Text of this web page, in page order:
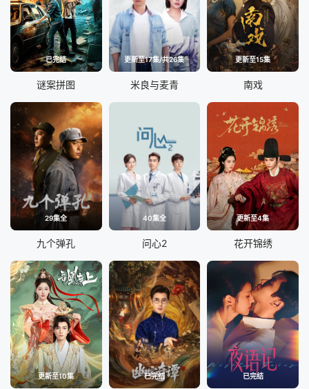
已完结
谜案拼图
更新至17集/共26集
米良与麦青
更新至15集
南戏
29集全
九个弹孔
40集全
问心2
更新至4集
花开锦绣
更新至10集 已完结 已完结